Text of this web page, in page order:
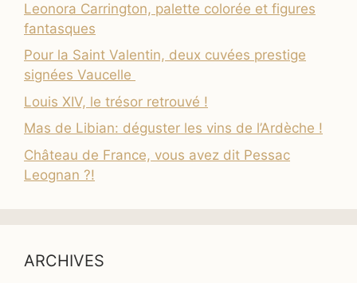
Leonora Carrington, palette colorée et figures
fantasques
Pour la Saint Valentin, deux cuvées prestige
signées Vaucelle
Louis XIV, le trésor retrouvé !
Mas de Libian: déguster les vins de l’Ardèche !
Château de France, vous avez dit Pessac
Leognan ?!
ARCHIVES